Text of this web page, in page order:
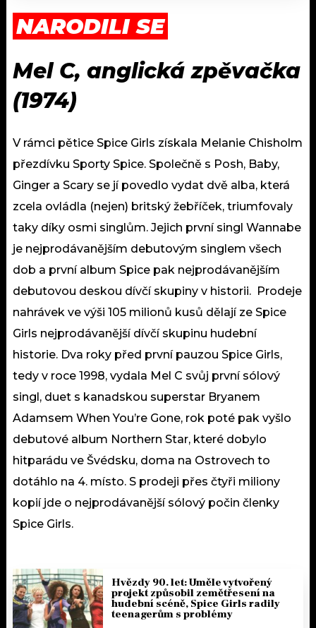
NARODILI SE
Mel C, anglická zpěvačka
(1974)
V rámci pětice Spice Girls získala Melanie Chisholm
přezdívku Sporty Spice. Společně s Posh, Baby,
Ginger a Scary se jí povedlo vydat dvě alba, která
zcela ovládla (nejen) britský žebříček, triumfovaly
taky díky osmi singlům. Jejich první singl Wannabe
je nejprodávanějším debutovým singlem všech
dob a první album Spice pak nejprodávanějším
debutovou deskou dívčí skupiny v historii. Prodeje
nahrávek ve výši 105 milionů kusů dělají ze Spice
Girls nejprodávanější dívčí skupinu hudební
historie. Dva roky před první pauzou Spice Girls,
tedy v roce 1998, vydala Mel C svůj první sólový
singl, duet s kanadskou superstar Bryanem
Adamsem When You’re Gone, rok poté pak vyšlo
debutové album Northern Star, které dobylo
hitparádu ve Švédsku, doma na Ostrovech to
dotáhlo na 4. místo. S prodeji přes čtyři miliony
kopií jde o nejprodávanější sólový počin členky
Spice Girls.
Hvězdy 90. let: Uměle vytvořený
projekt způsobil zemětřesení na
hudební scéně, Spice Girls radily
teenagerům s problémy